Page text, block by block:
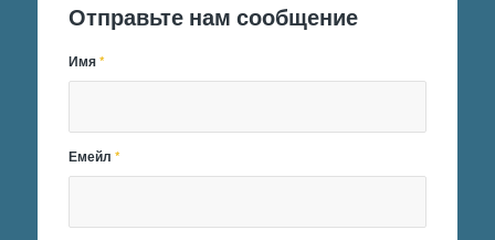
Отправьте нам сообщение
Имя*
Емейл*